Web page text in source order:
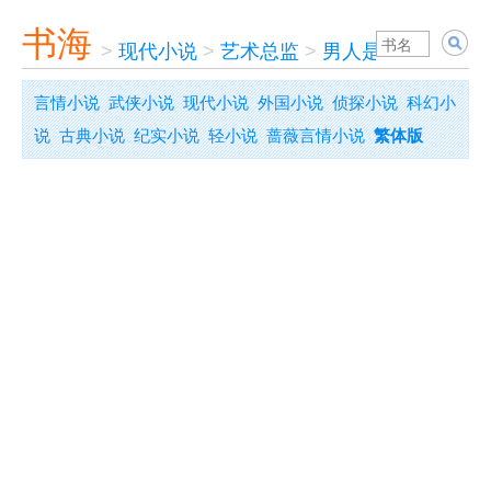
书海 > 现代小说 > 艺术总监 > 男人是这样炼成的
言情小说 武侠小说 现代小说 外国小说 侦探小说 科幻小
说 古典小说 纪实小说 轻小说 蔷薇言情小说 繁体版